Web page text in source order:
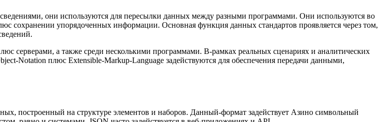
они используются для пересылки данных между разными программами. Они используются во
сохранении упорядоченных информации. Основная функция данных стандартов проявляется через том,
серверами, а также среди несколькими программами. В-рамках реальных сценариях и аналитических
Notation плюс Extensible-Markup-Language задействуются для обеспечения передачи данными,
построенный на структуре элементов и наборов. Данный-формат задействует Азино символьный